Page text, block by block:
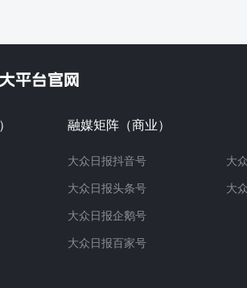
融媒矩阵（商业）
大众日报抖音号
大众日报头条号
大众日报企鹅号
大众日报百家号
大
大